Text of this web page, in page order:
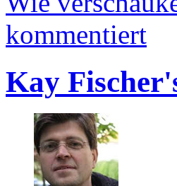
kommentiert
Kay